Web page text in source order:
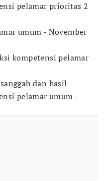
pelamar prioritas 2
umum - November
kompetensi pelamar
dan hasil
pelamar umum -